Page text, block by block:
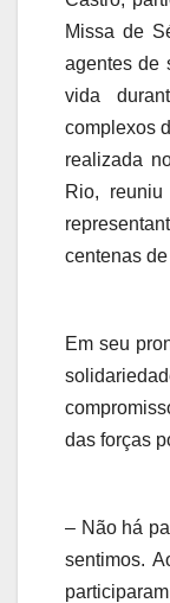
Missa de
agentes de
vida
complexos
realizada
Rio, reuniu
centenas
Em seu
das forças
– Não há
sentimos.